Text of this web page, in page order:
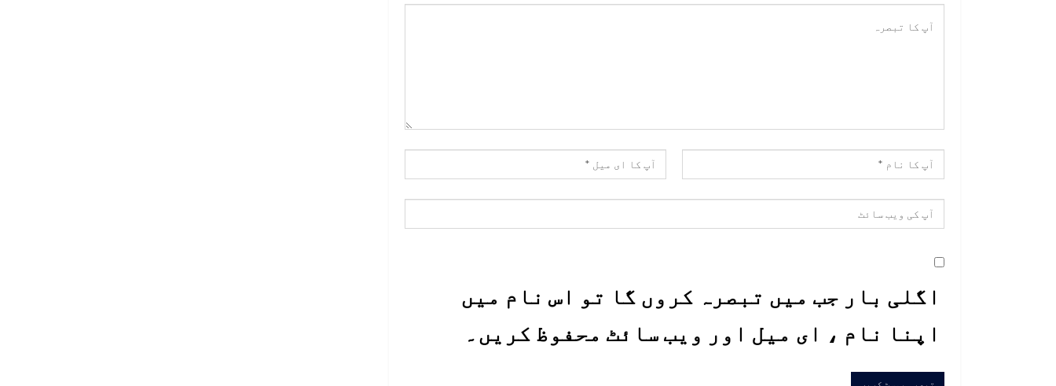
اگلی بار جب میں تبصرہ کروں گا تو اس نام میں
اپنا نام ، ای میل اور ویب سائٹ محفوظ کریں۔